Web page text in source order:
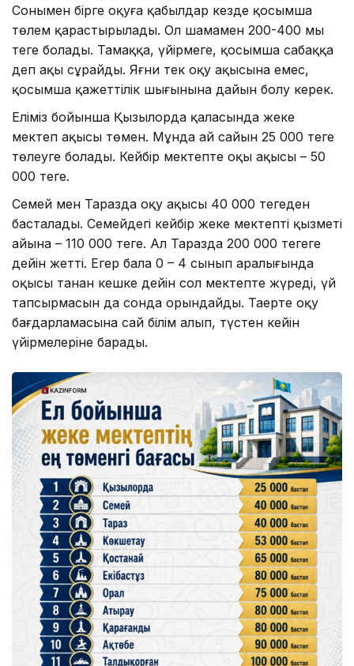
Сонымен бірге оқуға қабылдар кезде қосымша
төлем қарастырылады. Ол шамамен 200-400 мың
теңге болады. Тамаққа, үйірмеге, қосымша сабаққа
деп ақы сұрайды. Яғни тек оқу ақысына емес,
қосымша қажеттілік шығынына дайын болу керек.
Еліміз бойынша Қызылорда қаласында жеке
мектеп ақысы төмен. Мұнда ай сайын 25 000 теңге
төлеуге болады. Кейбір мектепте оқы ақысы – 50
000 теңге.
Семей мен Таразда оқу ақысы 40 000 теңгеден
басталады. Семейдегі кейбір жеке мектептің қызметі
айына – 110 000 теңге. Ал Таразда 200 000 теңгеге
дейін жетті. Егер бала 0 – 4 сынып аралығында
оқысы таңнан кешке дейін сол мектепте жүреді, үй
тапсырмасын да сонда орындайды. Таңертең оқу
бағдарламасына сай білім алып, түстен кейін
үйірмелеріне барады.